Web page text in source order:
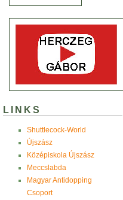
LINKS
Shuttlecock-World
Újszász
Középiskola Újszász
Meccslabda
Magyar Antidopping
Csoport